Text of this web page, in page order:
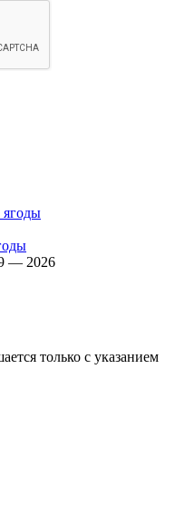
— 2026
только с указанием